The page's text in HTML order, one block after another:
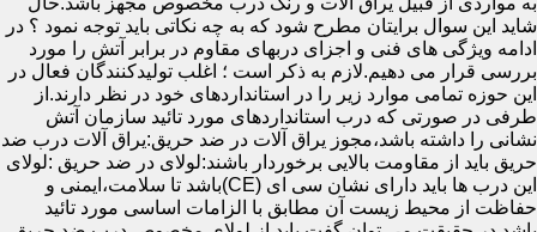
شاید این سوال برایتان مطرح شود که به چه نکاتی باید توجه نمود ؟ در
ادامه ویژگی های فنی و اجزای دربهای مقاوم در برابر آتش را مورد
بررسی قرار می دهیم.لازم به ذکر است ؛ اغلب تولیدکنندگان فعال در
این حوزه تمامی موارد زیر را در استانداردهای خود در نظر دارند.از
طرفی در صورتی که درب استانداردهای مورد تائید سازمان آتش
نشانی را داشته باشد،مجوز یراق آلات در ضد حریق:یراق آلات درب ضد
حریق باید از مقاومت بالایی برخوردار باشند:لولای در ضد حریق :لولای
این درب ها باید دارای نشان سی ای (CE)باشد تا سلامت،ایمنی و
حفاظت از محیط زیست آن مطابق با الزامات اساسی مورد تائید